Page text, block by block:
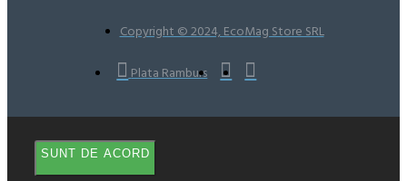
Copyright © 2024, EcoMag Store SRL
Plata Ramburs
SUNT DE ACORD